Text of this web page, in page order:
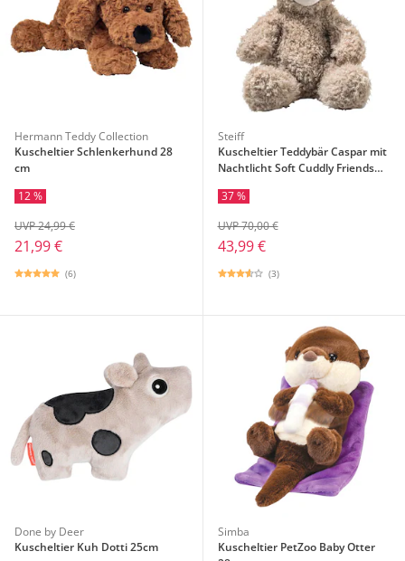
Hermann Teddy Collection
Kuscheltier Schlenkerhund 28
cm
12 %
21,99 €
UVP 24,99 €
(6)
Steiff
Kuscheltier Teddybär Caspar mit
Nachtlicht Soft Cuddly Friends
37 %
43,99 €
UVP 70,00 €
(3)
Done by Deer
Kuscheltier Kuh Dotti 25cm
Simba
Kuscheltier PetZoo Baby Otter